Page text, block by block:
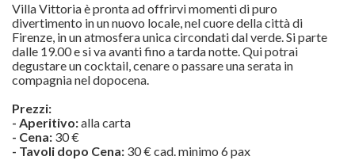
Villa Vittoria è pronta ad offrirvi momenti di puro
divertimento in un nuovo locale, nel cuore della città di
Firenze, in un atmosfera unica circondati dal verde. Si parte
dalle 19.00 e si va avanti fino a tarda notte. Qui potrai
degustare un cocktail, cenare o passare una serata in
compagnia nel dopocena.
Prezzi:
- Aperitivo:alla carta
- Cena: 30 €
- Tavoli dopo Cena: 30 € cad. minimo 6 pax